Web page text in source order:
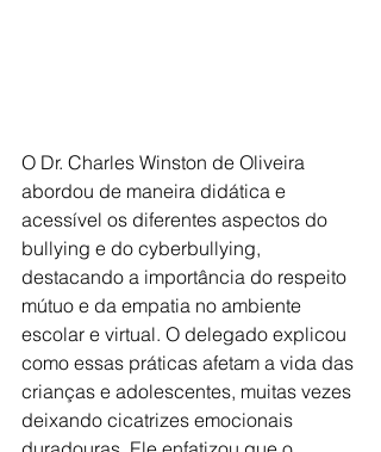
O Dr. Charles Winston de Oliveira
abordou de maneira didática e
acessível os diferentes aspectos do
bullying e do cyberbullying,
destacando a importância do respeito
mútuo e da empatia no ambiente
escolar e virtual. O delegado explicou
como essas práticas afetam a vida das
crianças e adolescentes, muitas vezes
deixando cicatrizes emocionais